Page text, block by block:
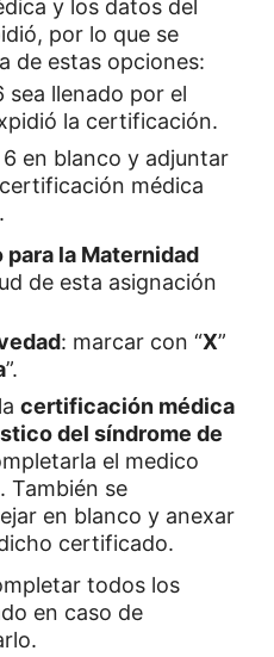
y los datos del
por lo que se
de estas opciones:
sea llenado por el
la certificación.
en blanco y adjuntar
médica
para la Maternidad
de esta asignación
: marcar con “X”
”.
certificación médica
del síndrome de
el medico
También se
en blanco y anexar
certificado.
todos los
en caso de